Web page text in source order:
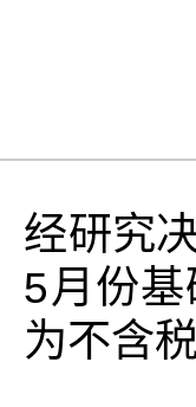
经研究
5月份
为不含